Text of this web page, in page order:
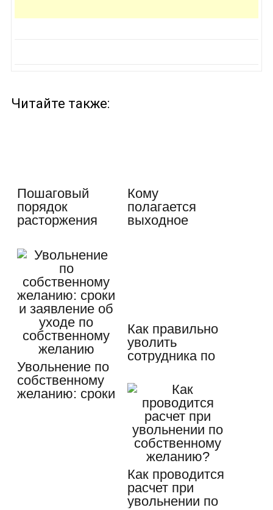
Читайте также:
Пошаговый
порядок
расторжения
договора (по…
Кому
полагается
выходное
Увольнение по
собственному
желанию: сроки
Как правильно
уволить
сотрудника по
Как проводится
расчет при
увольнении по